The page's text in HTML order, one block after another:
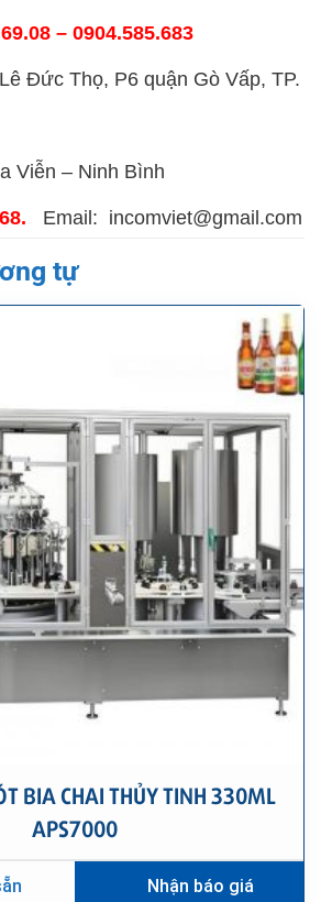
– 0904.585.683
Đức Thọ, P6 quận Gò Vấp, TP.
Viễn – Ninh Bình
Email: incomviet@gmail.com
tự
BIA CHAI THỦY TINH 330ML
APS7000
Nhận báo giá